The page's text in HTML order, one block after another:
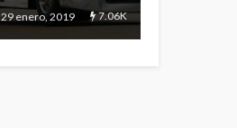
29 enero, 2019 7.06K